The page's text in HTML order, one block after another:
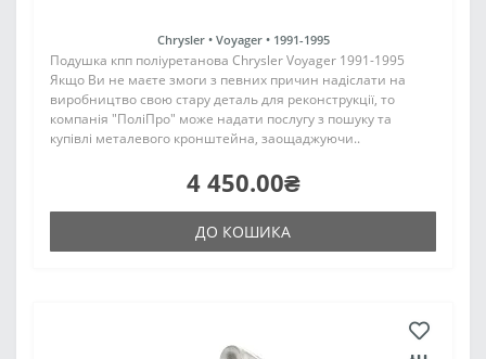
Chrysler • Voyager • 1991-1995
Подушка кпп поліуретанова Chrysler Voyager 1991-1995
Якщо Ви не маєте змоги з певних причин надіслати на
виробництво свою стару деталь для реконструкції, то
компанія "ПоліПро" може надати послугу з пошуку та
купівлі металевого кронштейна, заощаджуючи..
4 450.00₴
ДО КОШИКА